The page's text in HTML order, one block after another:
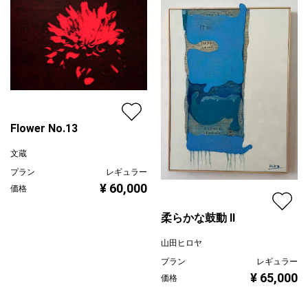
Flower No.13
文蔵
プラン
レギュラー
価格
¥ 60,000
柔らかな鼓動 Ⅱ
山田ヒロヤ
プラン
レギュラー
価格
¥ 65,000